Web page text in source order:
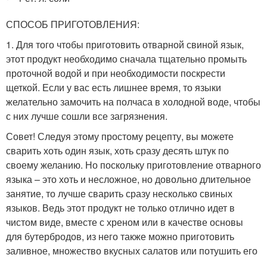
СПОСОБ ПРИГОТОВЛЕНИЯ:
1. Для того чтобы приготовить отварной свиной язык,
этот продукт необходимо сначала тщательно промыть
проточной водой и при необходимости поскрести
щеткой. Если у вас есть лишнее время, то языки
желательно замочить на полчаса в холодной воде, чтобы
с них лучше сошли все загрязнения.
Совет! Следуя этому простому рецепту, вы можете
сварить хоть один язык, хоть сразу десять штук по
своему желанию. Но поскольку приготовление отварного
языка – это хоть и несложное, но довольно длительное
занятие, то лучше сварить сразу несколько свиных
языков. Ведь этот продукт не только отлично идет в
чистом виде, вместе с хреном или в качестве основы
для бутербродов, из него также можно приготовить
заливное, множество вкусных салатов или потушить его